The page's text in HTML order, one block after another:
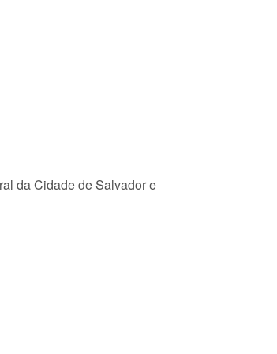
da Cidade de Salvador e